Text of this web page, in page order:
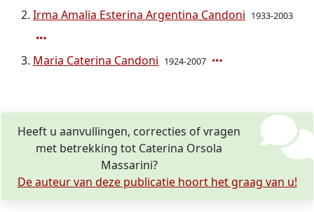
Irma Amalia Esterina Argentina Candoni 1933-2003
Maria Caterina Candoni 1924-2007
Heeft u aanvullingen, correcties of vragen
met betrekking tot Caterina Orsola
Massarini?
De auteur van deze publicatie hoort het graag van u!